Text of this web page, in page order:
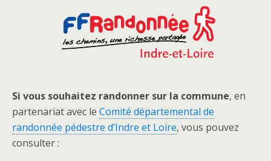
Si vous souhaitez randonner sur la commune, en
partenariat avec le Comité départemental de
randonnée pédestre d’Indre et Loire, vous pouvez
consulter :